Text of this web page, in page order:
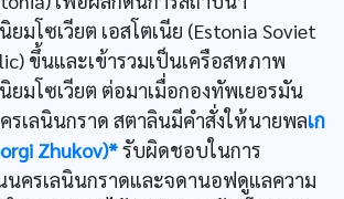
มโซเวียต เอสโตเนีย (Estonia Soviet
ขึ้นและเข้ารวมเป็นเครือสหภาพ
ยมโซเวียต ต่อมาเมื่อกองทัพเยอรมัน
รเลนินกราด สตาลินมีคำสั่งให้นายพลเก
Zhukov)*รับผิดชอบในการ
ครเลนินกราดและจดานอฟดูแลความ